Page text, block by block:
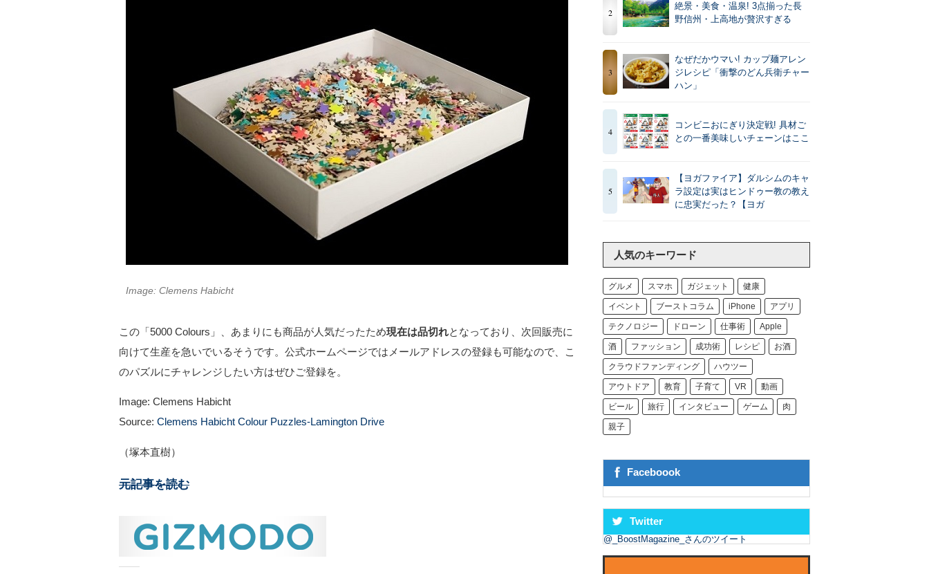
Image: Clemens Habicht
この「5000 Colours」、あまりにも商品が人気だったため現在は品切れとなっており、次回販売に
向けて生産を急いでいるそうです。公式ホームページではメールアドレスの登録も可能なので、こ
のパズルにチャレンジしたい方はぜひご登録を。
Image: Clemens Habicht
Source: Clemens Habicht Colour Puzzles-Lamington Drive
（塚本直樹）
元記事を読む
2
絶景・美食・温泉! 3点揃った長
野信州・上高地が贅沢すぎる
3
なぜだかウマい! カップ麺アレン
ジレシピ「衝撃のどん兵衛チャー
ハン」
4
コンビニおにぎり決定戦! 具材ご
との一番美味しいチェーンはここ
5
【ヨガファイア】ダルシムのキャ
ラ設定は実はヒンドゥー教の教え
に忠実だった？【ヨガ
人気のキーワード
グルメ スマホ ガジェット 健康
イベント ブーストコラム iPhone アプリ
テクノロジー ドローン 仕事術 Apple
酒 ファッション 成功術 レシピ お酒
クラウドファンディング ハウツー
アウトドア 教育 子育て VR 動画
ビール 旅行 インタビュー ゲーム 肉
親子
Faceboook
Twitter
@_BoostMagazine_さんのツイート